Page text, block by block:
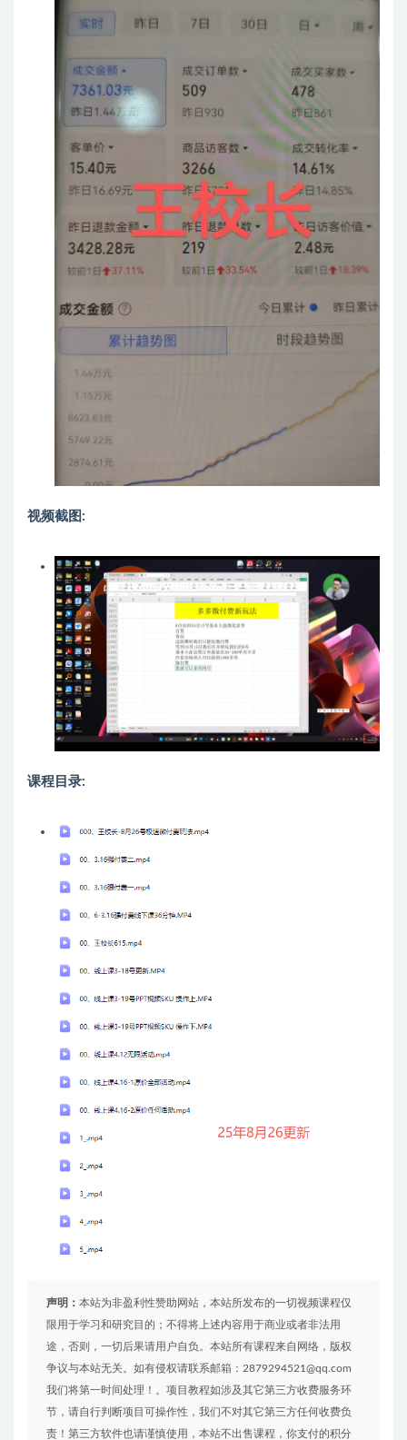
视频截图:
课程目录:
声明： 本站为非盈利性赞助网站，本站所发布的一切视频课程仅
限用于学习和研究目的；不得将上述内容用于商业或者非法用
途，否则，一切后果请用户自负。本站所有课程来自网络，版权
争议与本站无关。如有侵权请联系邮箱：2879294521@qq.com
我们将第一时间处理！。项目教程如涉及其它第三方收费服务环
节，请自行判断项目可操作性，我们不对其它第三方任何收费负
责！第三方软件也请谨慎使用，本站不出售课程，你支付的积分